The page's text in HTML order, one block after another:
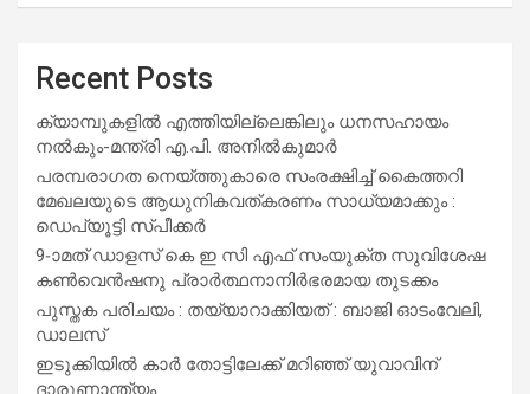
Recent Posts
ക്യാമ്പുകളിൽ എത്തിയില്ലെങ്കിലും ധനസഹായം
നൽകും-മന്ത്രി എ.പി. അനിൽകുമാർ
പരമ്പരാഗത നെയ്ത്തുകാരെ സംരക്ഷിച്ച് കൈത്തറി
മേഖലയുടെ ആധുനികവത്കരണം സാധ്യമാക്കും :
ഡെപ്യൂട്ടി സ്പീക്കർ
9-ാമത് ഡാളസ് കെ ഇ സി എഫ് സംയുക്ത സുവിശേഷ
കൺവെൻഷനു പ്രാർത്ഥനാനിർഭരമായ തുടക്കം
പുസ്തക പരിചയം : തയ്യാറാക്കിയത് : ബാജി ഓടംവേലി,
ഡാലസ്
ഇടുക്കിയിൽ കാർ തോട്ടിലേക്ക് മറിഞ്ഞ് യുവാവിന്
ദാരുണാന്ത്യം